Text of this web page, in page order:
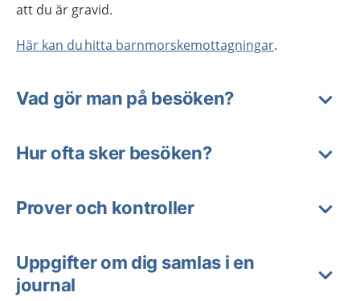
att du är gravid.
Här kan du hitta barnmorskemottagningar.
Vad gör man på besöken?
Hur ofta sker besöken?
Prover och kontroller
Uppgifter om dig samlas i en
journal